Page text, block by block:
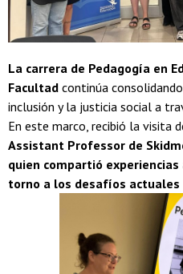
La carrera de Pedagogía en
Facultad continúa
inclusión y la justicia social a
En este marco, recibió la visita
Assistant Professor de
quien compartió
torno a los desafíos actuales